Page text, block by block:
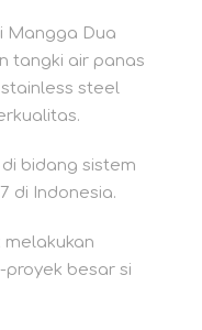
Mangga Dua
tangki air panas
steel
bidang sistem
di Indonesia.
melakukan
besar si